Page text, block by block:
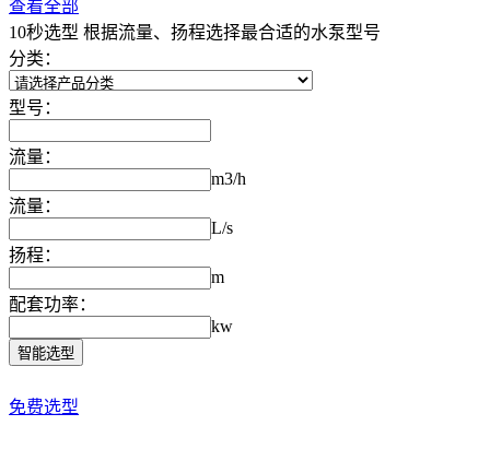
查看全部
10秒选型 根据流量、扬程选择最合适的水泵型号
分类：
型号：
流量：
m3/h
流量：
L/s
扬程：
m
配套功率：
kw
智能选型
免费选型